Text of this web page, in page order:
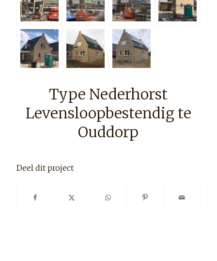
Type Nederhorst
Levensloopbestendig te
Ouddorp
Deel dit project